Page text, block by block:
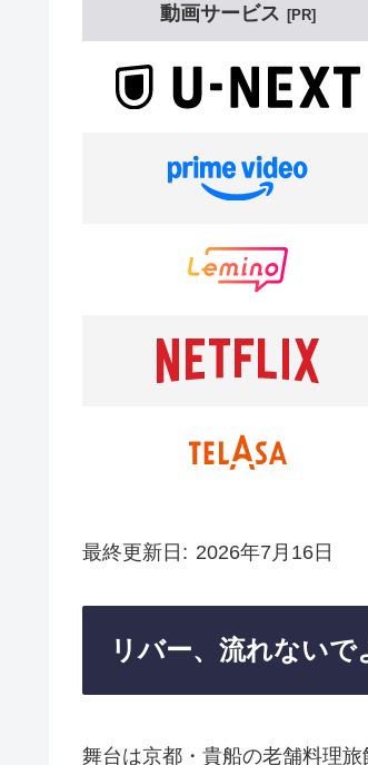
動画サービス PR
最終更新日 2026年7月16日
リバー、流れないで
舞台は京都・貴船の老舗料理